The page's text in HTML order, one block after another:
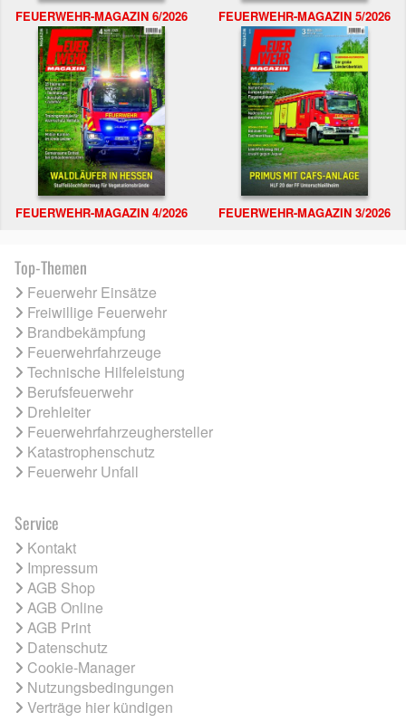
FEUERWEHR-MAGAZIN 6/2026 FEUERWEHR-MAGAZIN 5/2026
FEUERWEHR-MAGAZIN 4/2026 FEUERWEHR-MAGAZIN 3/2026
Top-Themen
Feuerwehr Einsätze
Freiwillige Feuerwehr
Brandbekämpfung
Feuerwehrfahrzeuge
Technische Hilfeleistung
Berufsfeuerwehr
Drehleiter
Feuerwehrfahrzeughersteller
Katastrophenschutz
Feuerwehr Unfall
Service
Kontakt
Impressum
AGB Shop
AGB Online
AGB Print
Datenschutz
Cookie-Manager
Nutzungsbedingungen
Verträge hier kündigen